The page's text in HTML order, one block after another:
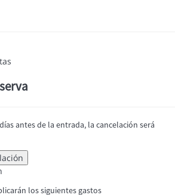
antes de la entrada, la cancelación será
los siguientes gastos